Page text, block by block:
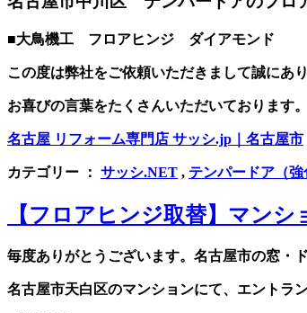
■大鳥機工 フロアヒンジ ダイアモンド
この度は弊社をご依頼いただきまして誠にあ
お喜びの言葉をたくさんいただいております
名古屋 リフォーム専門店 サッシ.jp｜名古屋市
カテゴリー ： サッシ.NET , テンパードア（強
【フロアヒンジ取替】マン
毎度ありがとうございます。名古屋市の窓・
名古屋市天白区のマンションにて、エントラ